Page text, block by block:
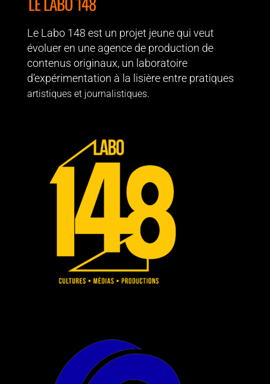
Le Labo 148 est un projet jeune qui veut
évoluer en une agence de production de
contenus originaux, un laboratoire
d’expérimentation à la lisière entre pratiques
artistiques et journalistiques.